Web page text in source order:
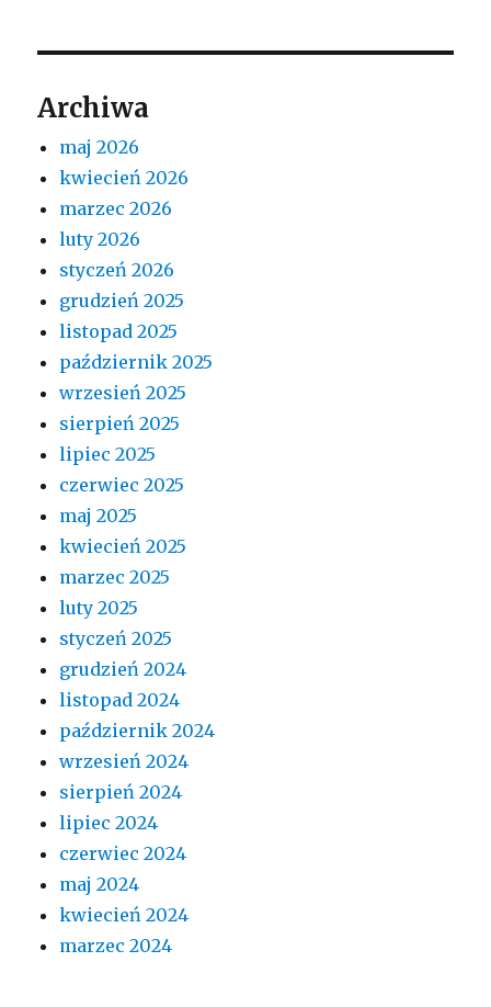
Archiwa
maj 2026
kwiecień 2026
marzec 2026
luty 2026
styczeń 2026
grudzień 2025
listopad 2025
październik 2025
wrzesień 2025
sierpień 2025
lipiec 2025
czerwiec 2025
maj 2025
kwiecień 2025
marzec 2025
luty 2025
styczeń 2025
grudzień 2024
listopad 2024
październik 2024
wrzesień 2024
sierpień 2024
lipiec 2024
czerwiec 2024
maj 2024
kwiecień 2024
marzec 2024